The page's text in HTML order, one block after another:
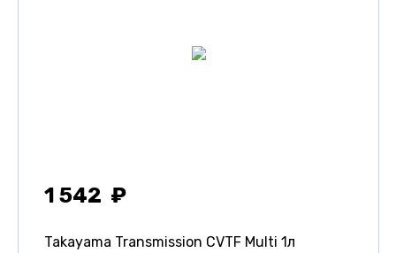
1 542
Takayama Transmission CVTF Multi 1л